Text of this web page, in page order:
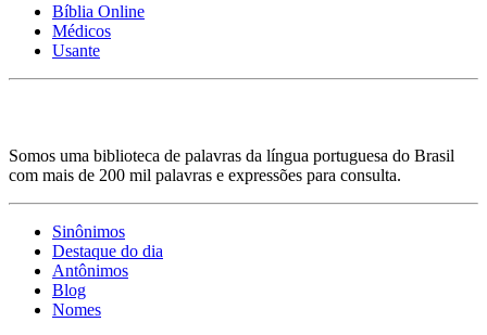
Bíblia Online
Médicos
Usante
Somos uma biblioteca de palavras da língua portuguesa do Brasil
com mais de 200 mil palavras e expressões para consulta.
Sinônimos
Destaque do dia
Antônimos
Blog
Nomes